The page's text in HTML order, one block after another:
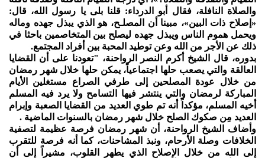
والصلاة النافلة، فقال أبو الدرداء: قلنا بلى يا رسول الله، قال:
«إصلاح ذات البين»، مبينا أن المصلـح، هو الذي يبذل جهده وماله
ويحمل هموم الناس ويبذل جهده ليصلح بين المتخاصمين باحثا في
ذلك عن الأجر من الله وعن توطيد المحبة بين أفراد المجتمع.
بدوره، قال الشيخ أكرم النصر الرواحنة، "تعودنا على أن القضايا
العالقة والتي يصعب حلها اجتماعياً، يمكن حلها خلال شهر رمضان
من خلال عودة المصلحين إلى طرفي الصراع مستغلين الأيام
المباركة لرمضان والتي ينتشر فيها التسامح ولا يرد فيه المسلم
أخيه المسلم، مؤكداً أنه تم طوي العديد من القضايا الصعبة وإبرام
العديد مِن صكوك الصلح خلال شهر رمضان بالسنوات الماضية .
وأضاف الشيخ الرواحنة، أن شهر رمضان فرصة عظيمة لتصفية
الخلافات وصلة الأرحام، ونبذ المشاحنات، كما أنه فرصة للتقرب
إلى الله من خلال الإصلاح الذي يطهر القلوب، مشيراً إلى أن